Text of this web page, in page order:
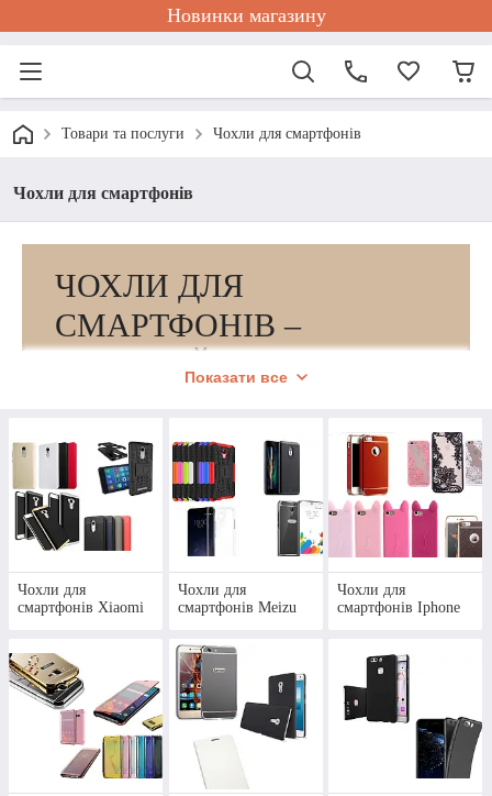
Новинки магазину
Товари та послуги Чохли для смартфонів
Чохли для смартфонів
ЧОХЛИ ДЛЯ
СМАРТФОНІВ –
ВЕЛИКИЙ
ВИГІДНИМИ ЦІНАМИ!
Постійні знижки та акції! Все у
наявності, відправка замовлення в день
оформлення!
Вибрати чохол!
ТОП ПРОДАЖІВ: НАЙБІЛЬШ
ПОПУЛЯРНІ МОДЕЛІ ЧОХЛІВ
Показати все
Чохли для
смартфонів Xiaomi
Чохли для
смартфонів Meizu
Чохли для
смартфонів Iphone